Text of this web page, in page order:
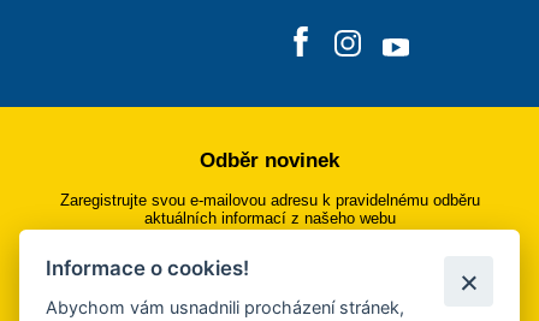
Odběr novinek
Zaregistrujte svou e-mailovou adresu k pravidelnému odběru
aktuálních informací z našeho webu
Přihlásit se k odběru
Informace o cookies!
Abychom vám usnadnili procházení stránek,